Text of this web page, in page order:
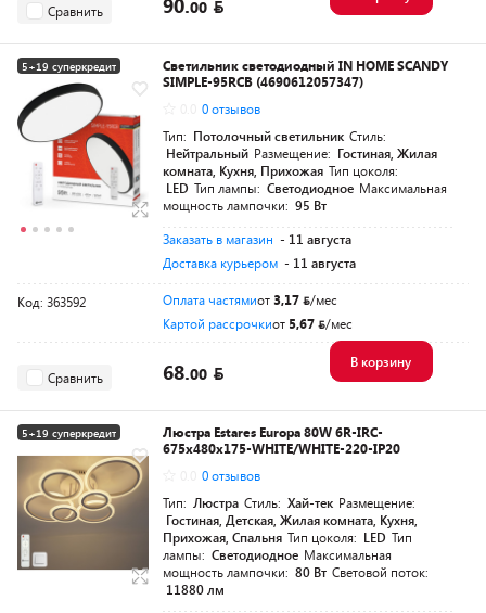
Сравнить 00
5+19 суперкредит
Разумная цена
Светильник светодиодный IN HOME SCANDY
SIMPLE-95RCB (4690612057347)
0 отзывов
Тип: Потолочный светильник Стиль:
Нейтральный Размещение: Гостиная, Жилая
комната, Кухня, Прихожая Тип цоколя:
LED Тип лампы: Светодиодное Максимальная
мощность лампочки: 95 Вт
Заказать в магазин - 11 августа
Доставка курьером - 11 августа
Код: 363592 Оплата частямиот3,17
/мес
Картой рассрочкиот 5,67 /мес
Сравнить 68.00
В корзину
5+19 суперкредит
Люстра Estares Europa 80W 6R-IRC-
675x480x175-WHITE/WHITE-220-IP20
0 отзывов
Тип: Люстра Стиль: Хай-тек Размещение:
Гостиная, Детская, Жилая комната, Кухня,
Прихожая, Спальня Тип цоколя: LED Тип
лампы: Светодиодное Максимальная
мощность лампочки: 80 Вт Световой поток:
11880 лм